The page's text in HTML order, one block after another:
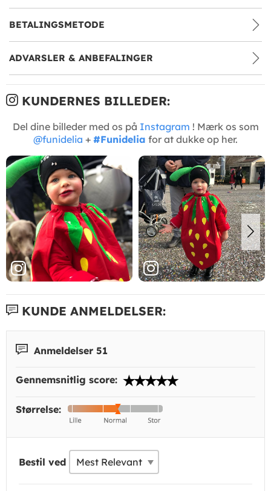
BETALINGSMETODE
ADVARSLER & ANBEFALINGER
KUNDERNES BILLEDER:
Del dine billeder med os på Instagram ! Mærk os som
@funidelia + #Funidelia for at dukke op her.
KUNDE ANMELDELSER:
Anmeldelser 51
Gennemsnitlig score:
Størrelse:
Bestil ved